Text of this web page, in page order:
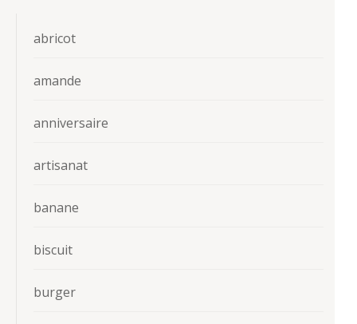
abricot
amande
anniversaire
artisanat
banane
biscuit
burger